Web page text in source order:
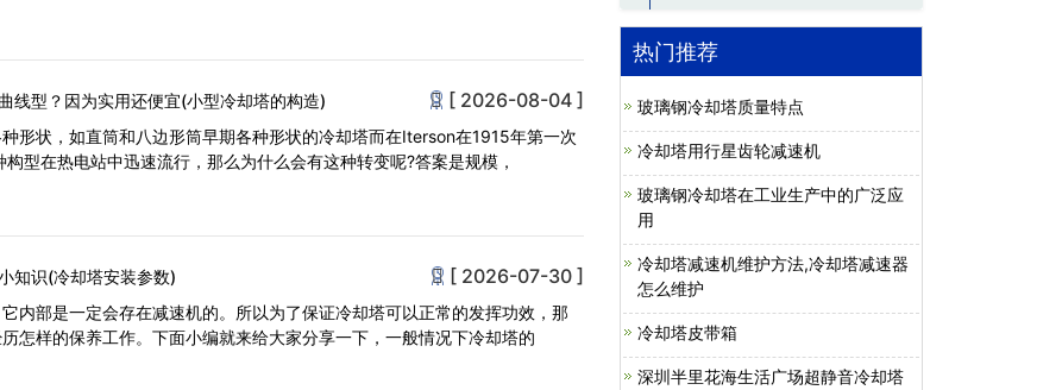
线型？因为实用还便宜(小型冷却塔的构造) [ 2026-08-04 ]
形状，如直筒和八边形筒早期各种形状的冷却塔而在Iterson在1915年第一次
型在热电站中迅速流行，那么为什么会有这种转变呢?答案是规模，
知识(冷却塔安装参数) [ 2026-07-30 ]
内部是一定会存在减速机的。所以为了保证冷却塔可以正常的发挥功效，那
怎样的保养工作。下面小编就来给大家分享一下，一般情况下冷却塔的
热门推荐
玻璃钢冷却塔质量特点
冷却塔用行星齿轮减速机
玻璃钢冷却塔在工业生产中的广泛应
用
冷却塔减速机维护方法,冷却塔减速器
怎么维护
冷却塔皮带箱
深圳半里花海生活广场超静音冷却塔